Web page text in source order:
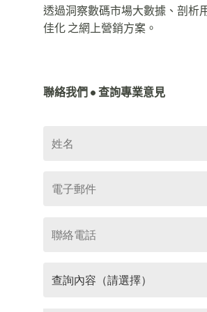
透過洞察數碼市場大數據、剖析
佳化 之網上營銷方案。
聯絡我們 • 查詢專業意見